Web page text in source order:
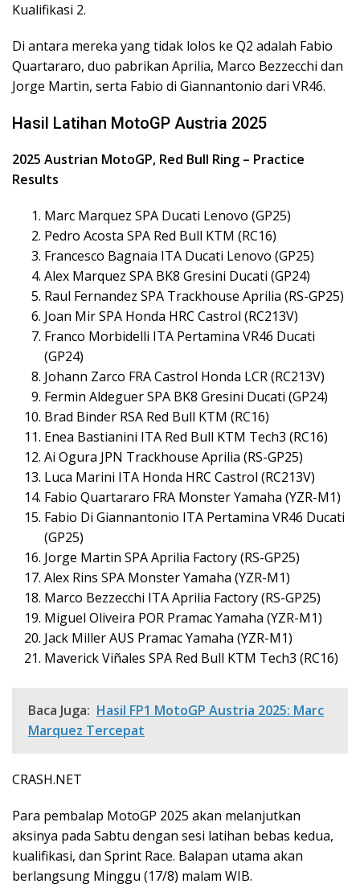
Kualifikasi 2.
Di antara mereka yang tidak lolos ke Q2 adalah Fabio
Quartararo, duo pabrikan Aprilia, Marco Bezzecchi dan
Jorge Martin, serta Fabio di Giannantonio dari VR46.
Hasil Latihan MotoGP Austria 2025
2025 Austrian MotoGP, Red Bull Ring – Practice
Results
Marc Marquez SPA Ducati Lenovo (GP25)
Pedro Acosta SPA Red Bull KTM (RC16)
Francesco Bagnaia ITA Ducati Lenovo (GP25)
Alex Marquez SPA BK8 Gresini Ducati (GP24)
Raul Fernandez SPA Trackhouse Aprilia (RS-GP25)
Joan Mir SPA Honda HRC Castrol (RC213V)
Franco Morbidelli ITA Pertamina VR46 Ducati
(GP24)
Johann Zarco FRA Castrol Honda LCR (RC213V)
Fermin Aldeguer SPA BK8 Gresini Ducati (GP24)
Brad Binder RSA Red Bull KTM (RC16)
Enea Bastianini ITA Red Bull KTM Tech3 (RC16)
Ai Ogura JPN Trackhouse Aprilia (RS-GP25)
Luca Marini ITA Honda HRC Castrol (RC213V)
Fabio Quartararo FRA Monster Yamaha (YZR-M1)
Fabio Di Giannantonio ITA Pertamina VR46 Ducati
(GP25)
Jorge Martin SPA Aprilia Factory (RS-GP25)
Alex Rins SPA Monster Yamaha (YZR-M1)
Marco Bezzecchi ITA Aprilia Factory (RS-GP25)
Miguel Oliveira POR Pramac Yamaha (YZR-M1)
Jack Miller AUS Pramac Yamaha (YZR-M1)
Maverick Viñales SPA Red Bull KTM Tech3 (RC16)
Baca Juga: Hasil FP1 MotoGP Austria 2025: Marc
Marquez Tercepat
CRASH.NET
Para pembalap MotoGP 2025 akan melanjutkan
aksinya pada Sabtu dengan sesi latihan bebas kedua,
kualifikasi, dan Sprint Race. Balapan utama akan
berlangsung Minggu (17/8) malam WIB.